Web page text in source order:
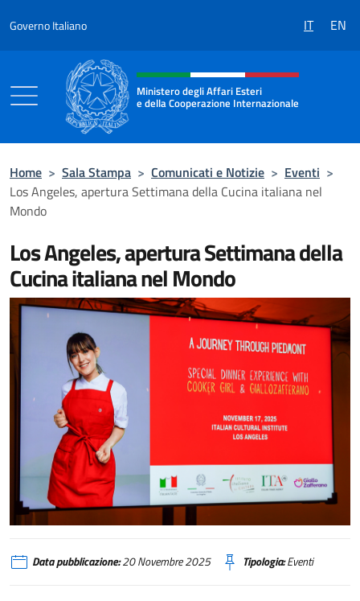
Governo Italiano IT EN
Intestazione sito, social e menù
Ministero degli Affari Esteri
e della Cooperazione Internazionale
Home > Sala Stampa > Comunicati e Notizie > Eventi >
Los Angeles, apertura Settimana della Cucina italiana nel
Mondo
Los Angeles, apertura Settimana della
Cucina italiana nel Mondo
Los Angeles, apertura Settimana della Cucina italiana nel Mondo
Data pubblicazione:20 Novembre 2025 Tipologia:Eventi